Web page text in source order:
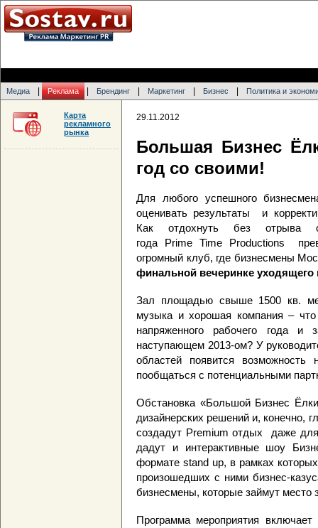
Медиа Реклама Брендинг Маркетинг Бизнес Политика и
29.11.2012
Большая Бизнес
год со своими!
Для любого успешного
оценивать результаты и
Как отдохнуть без отрыва
года Prime Time Productions
огромный клуб, где бизнесмены
финальной вечеринке уходящего
Зал площадью свыше 1500 кв.
музыка и хорошая компания –
напряженного рабочего года
наступающем 2013-ом? У
областей появится
пообщаться с потенциальными
Обстановка «Большой Бизнес
дизайнерских решений и, конечно,
создадут Premium отдых даже
дадут и интерактивные шоу
формате stand up, в рамках
произошедших с ними бизнес-
бизнесмены, которые займут место
Программа мероприятия
Карта
рекламного
рынка